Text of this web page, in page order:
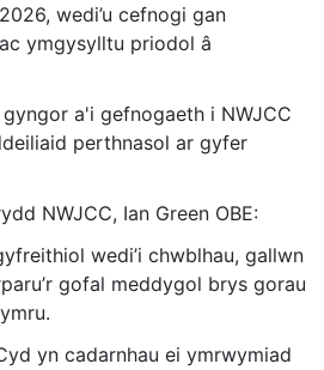
wedi’u cefnogi gan
ymgysylltu priodol â
a'i gefnogaeth i NWJCC
perthnasol ar gyfer
NWJCC, Ian Green OBE:
wedi’i chwblhau, gallwn
gofal meddygol brys gorau
yn cadarnhau ei ymrwymiad